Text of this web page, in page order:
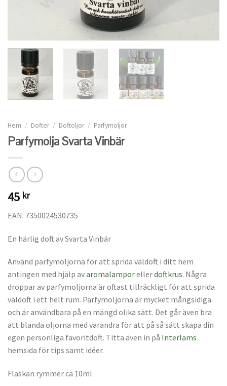
Hem / Dofter / Doftoljor / Parfymoljor
Parfymolja Svarta Vinbär
45 kr
EAN: 7350024530735
En härlig doft av Svarta Vinbär
Använd parfymoljorna för att sprida väldoft i ditt hem
antingen med hjälp avaromalamporellerdoftkrus. Några
droppar av parfymoljorna är oftast tillräckligt för att sprida
väldoft i ett helt rum. Parfymoljorna är mycket mångsidiga
och är användbara på en mängd olika sätt. Det går även bra
att blanda oljorna med varandra för att på så sätt skapa din
egen personliga favoritdoft. Titta även in på Interlams
hemsida för tips samt idéer.
Flaskan rymmer ca 10ml